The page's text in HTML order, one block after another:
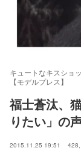
キュートなキスショ
【モデルプレス】
福士蒼汰、
りたい」の
2015.11.25 19:51